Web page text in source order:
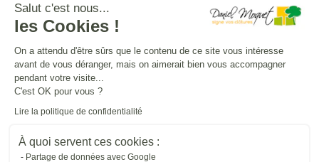
Salut c'est nous...
les Cookies !
On a attendu d'être sûrs que le contenu de ce site vous intéresse
avant de vous déranger, mais on aimerait bien vous accompagner
pendant votre visite...
C'est OK pour vous ?
Lire la politique de confidentialité
À quoi servent ces cookies :
Partage de données avec Google
Mentions légales
Crédits Agence de communication